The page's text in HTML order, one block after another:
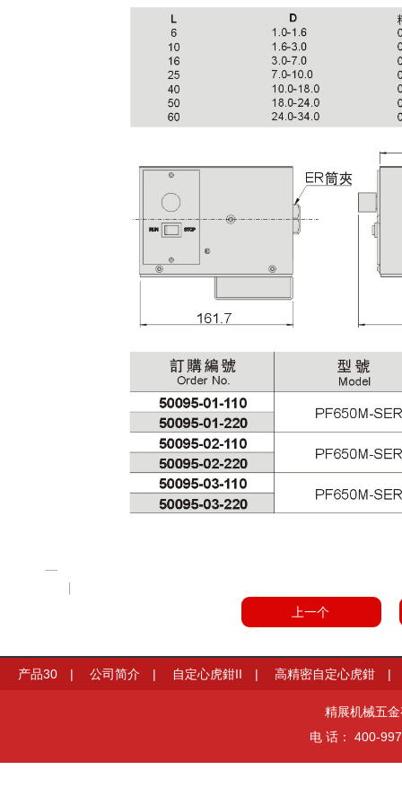
上一个
产品30 |公司简介 | 自定心虎鉗II |高精密自定心虎鉗
艺|
精展机械五
电 话： 400-